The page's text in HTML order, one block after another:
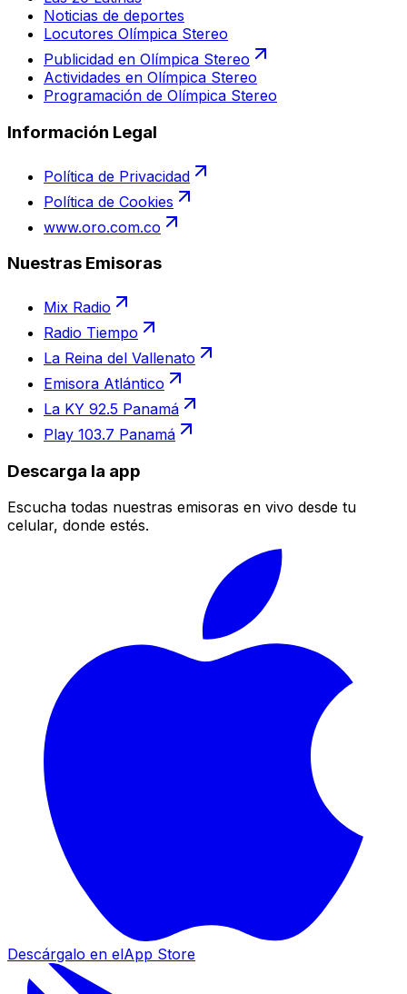
Noticias de deportes
Locutores Olímpica Stereo
Publicidad en Olímpica Stereo
Actividades en Olímpica Stereo
Programación de Olímpica Stereo
Información Legal
Política de Privacidad
Política de Cookies
www.oro.com.co
Nuestras Emisoras
Mix Radio
Radio Tiempo
La Reina del Vallenato
Emisora Atlántico
La KY 92.5 Panamá
Play 103.7 Panamá
Descarga la app
Escucha todas nuestras emisoras en vivo desde tu
celular, donde estés.
Descárgalo en elApp Store